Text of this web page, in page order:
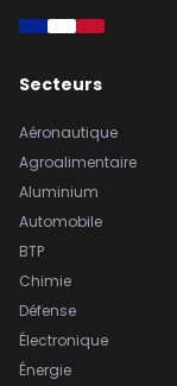
Secteurs
Aéronautique
Agroalimentaire
Aluminium
Automobile
BTP
Chimie
Défense
Électronique
Énergie